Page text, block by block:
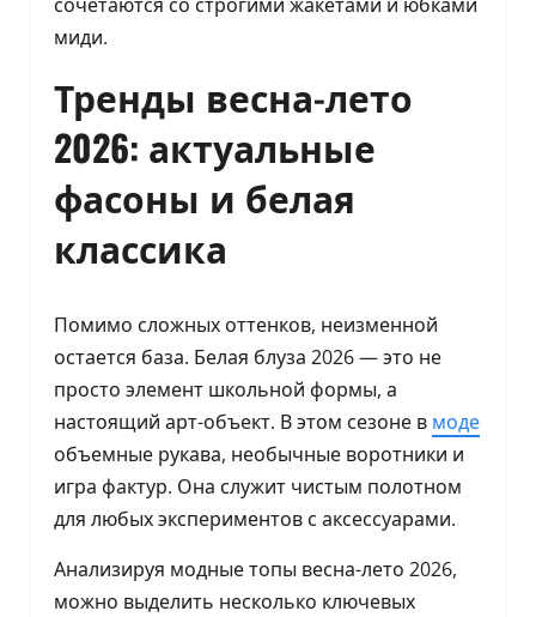
миди.
Тренды весна-лето
2026: актуальные
фасоны и белая
классика
Помимо сложных оттенков, неизменной
остается база. Белая блуза 2026 — это не
просто элемент школьной формы, а
настоящий арт-объект. В этом сезоне в моде
объемные рукава, необычные воротники и
игра фактур. Она служит чистым полотном
для любых экспериментов с аксессуарами.
Анализируя модные топы весна-лето 2026,
можно выделить несколько ключевых